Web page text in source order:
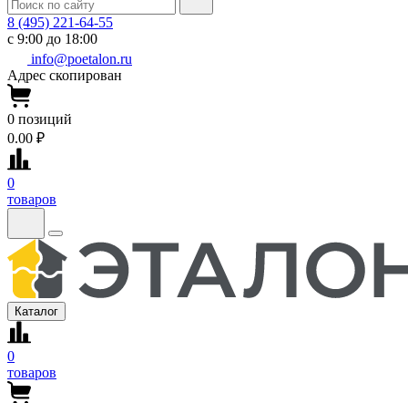
8 (495) 221-64-55
с 9:00 до 18:00
info@poetalon.ru
Адрес скопирован
0 позиций
0.00 ₽
0
товаров
Каталог
0
товаров